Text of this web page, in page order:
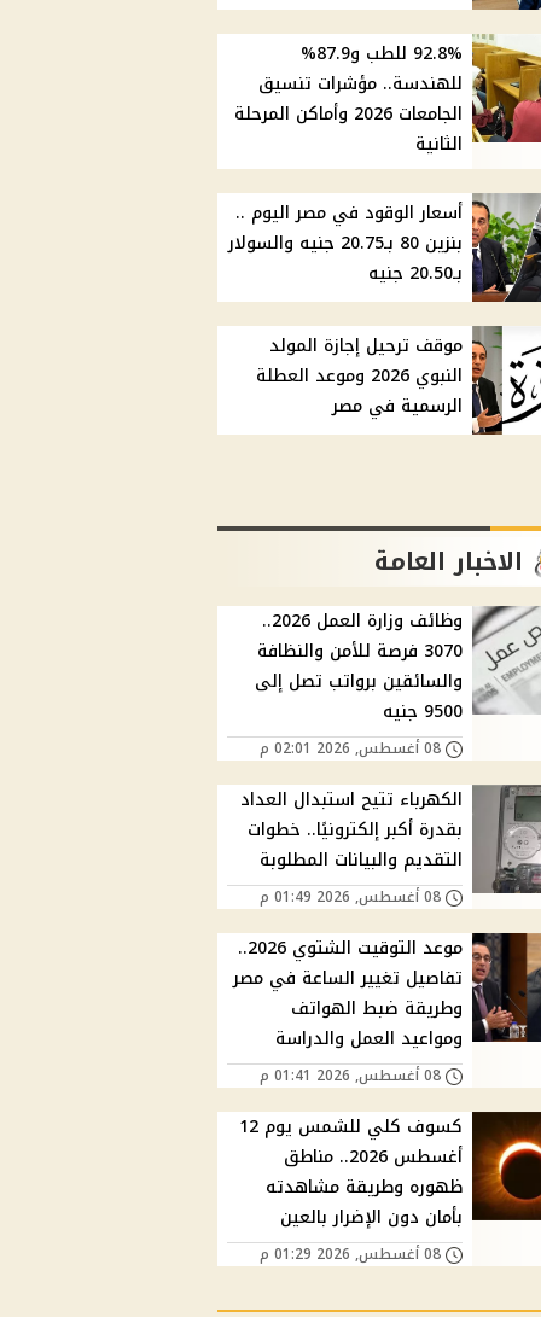
92.8% للطب و87.9%
للهندسة.. مؤشرات تنسيق
الجامعات 2026 وأماكن المرحلة
الثانية
أسعار الوقود في مصر اليوم ..
بنزين 80 بـ20.75 جنيه والسولار
بـ20.50 جنيه
موقف ترحيل إجازة المولد
النبوي 2026 وموعد العطلة
الرسمية في مصر
الاخبار العامة
وظائف وزارة العمل 2026..
3070 فرصة للأمن والنظافة
والسائقين برواتب تصل إلى
9500 جنيه
08 أغسطس, 2026 02:01 م
الكهرباء تتيح استبدال العداد
بقدرة أكبر إلكترونيًا.. خطوات
التقديم والبيانات المطلوبة
08 أغسطس, 2026 01:49 م
موعد التوقيت الشتوي 2026..
تفاصيل تغيير الساعة في مصر
وطريقة ضبط الهواتف
ومواعيد العمل والدراسة
08 أغسطس, 2026 01:41 م
كسوف كلي للشمس يوم 12
أغسطس 2026.. مناطق
ظهوره وطريقة مشاهدته
بأمان دون الإضرار بالعين
08 أغسطس, 2026 01:29 م